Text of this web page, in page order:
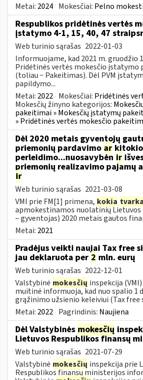
Metai: 2024 Mokesčiai: Pelno
Respublikos pridėtinės vertės
įstatymo 4-1, 15, 40, 47
Web turinio sąrašas 2022-01-03
Informuojame, kad 2021 m. gruodžio
Pridėtinės vertės mokesčio įstatymo
(toliau − Pakeitimas). Dėl PVM
papildymo...
Metai: 2022 Mokesčiai: Pridėtinės
Mokesčių žinyno kategorijos:
pakeitimai » Mokesčių įstatymų
» Pridėtinės vertės mokesčio
Dėl 2020 metais gyventojų
priemonių pardavimo ar kitokio
perleidimo...nuosavybėn ir
priemonių realizavimo pajamų
ir
Web turinio sąrašas 2021-03-08
VMI prie FM[1] primena, kokia tvarka
apmokestinamos nuolatinių
– gyventojas) 2020 metais gautos
Metai: 2021
Pradėjus veikti naujai Tax free
jau deklaruota per 2 mln. eurų
Web turinio sąrašas 2022-12-01
Valstybinė mokesčių inspekcija (VMI)
muitinė informuoja, kad nuo spalio 1
grąžinimo užsienio keleiviui (Tax free
Metai: 2022 Pagrindinis: Naujiena
Dėl Valstybinės mokesčių
Lietuvos Respublikos finansų
Web turinio sąrašas 2021-07-29
Valstybinė mokesčių inspekcija prie
Respublikos finansų ministerijos